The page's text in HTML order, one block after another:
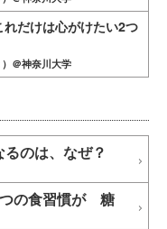
だけは心がけたい2つ
＠神奈川大学
のは、なぜ？
つの食習慣が 糖